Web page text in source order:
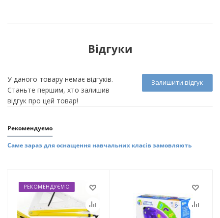
Відгуки
Залишити відгук
У даного товару немає відгуків.
Станьте першим, хто залишив
відгук про цей товар!
Рекомендуємо
Саме зараз для оснащення навчальних класів замовляють
РЕКОМЕНДУЄМО